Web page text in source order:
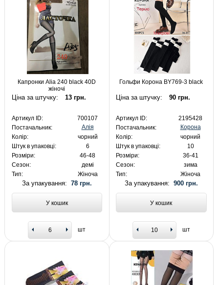
Капронки Alia 240 black 40D
жіночі
Ціна за штучку: 13 грн.
Артикул ID:
700107
Постачальник:
Алія
Колір:
чорний
Штук в упаковці:
6
Розміри:
46-48
Сезон:
демі
Тип:
Жіноча
За упакування: 78 грн.
У кошик
шт
Гольфи Корона BY769-3 black
Ціна за штучку: 90 грн.
Артикул ID:
2195428
Постачальник:
Корона
Колір:
чорний
Штук в упаковці:
10
Розміри:
36-41
Сезон:
зима
Тип:
Жіноча
За упакування: 900 грн.
У кошик
шт